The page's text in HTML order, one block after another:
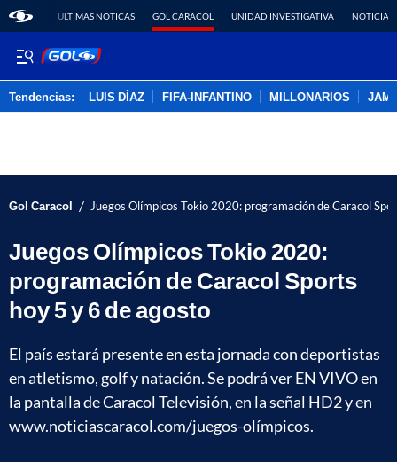
ÚLTIMAS NOTICAS GOL CARACOL UNIDAD INVESTIGATIVA NOTICIAS
Tendencias: LUIS DÍAZ FIFA-INFANTINO MILLONARIOS
Gol Caracol / Juegos Olímpicos Tokio 2020: programación de Caracol
Juegos Olímpicos Tokio 2020:
programación de Caracol Sports
hoy 5 y 6 de agosto
El país estará presente en esta jornada con deportistas
en atletismo, golf y natación. Se podrá ver EN VIVO en
la pantalla de Caracol Televisión, en la señal HD2 y en
www.noticiascaracol.com/juegos-olímpicos.